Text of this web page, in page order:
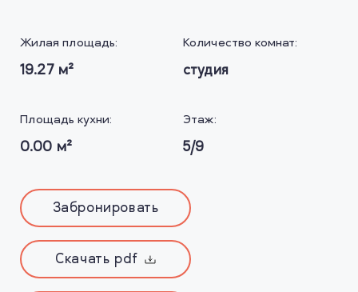
Жилая площадь:
19.27м²
Количество комнат:
студия
Площадь кухни:
0.00 м²
Этаж:
5/9
Забронировать
Скачать pdf